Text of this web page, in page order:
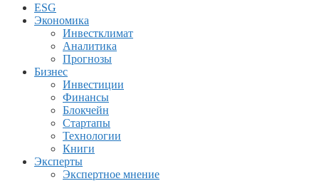
ESG
Экономика
Инвестклимат
Аналитика
Прогнозы
Бизнес
Инвестиции
Финансы
Блокчейн
Стартапы
Технологии
Книги
Эксперты
Экспертное мнение